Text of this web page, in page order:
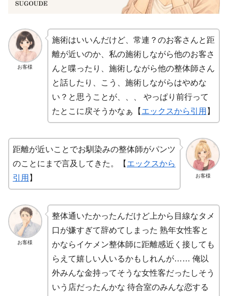
お客様
施術はいいんだけど、常連？のお客さんと距
離が近いのか、私の施術しながら他のお客さ
んと喋ったり、施術しながら他の整体師さん
と話したり、こう、施術しながらはやめな
い？と思うことが、、、 やっぱり前行って
たとこに戻そうかなぁ【 エックスから引用 】
お客様
距離が近いことでお馴染みの整体師がパンツ
のことにまで言及してきた。【 エックスから
引用 】
お客様
整体通いたかったんだけど上から目線なタメ
口が嫌すぎて辞めてしまった 熟年女性客と
かならイケメン整体師に距離感近く接しても
らえて嬉しい人いるかもしれんが…… 俺以
外みんな金持ってそうな女性客だったしそう
いう店だったんかな 待合室のみんな恋する